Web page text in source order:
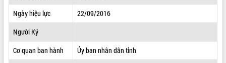
THÔNG TIN CHỈ ĐẠO ĐIỀU HÀNH
HỆ THỐNG VĂN BẢN
Ngày hiệu lực
22/09/2016
Người Ký
Cơ quan ban hành
Ủy ban nhân dân tỉnh